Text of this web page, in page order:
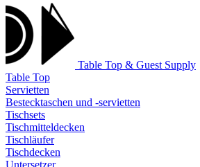
Table Top & Guest Supply
Table Top
Servietten
Bestecktaschen und -servietten
Tischsets
Tischmitteldecken
Tischläufer
Tischdecken